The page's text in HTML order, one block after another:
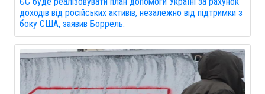
доходів від російських активів, незалежно від підтримки з
боку США, заявив Боррель.